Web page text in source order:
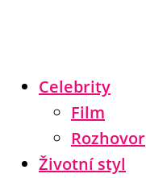
Celebrity
Film
Rozhovor
Životní styl